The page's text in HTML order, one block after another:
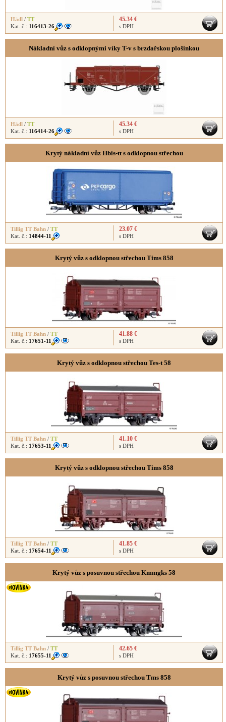
Hädl / TT
Kat. č.: 116413-26
45.34 €
s DPH
Nákladní vůz s odklopnými víky T-v s brzdařskou plošinkou
Hädl / TT
Kat. č.: 116414-26
45.34 €
s DPH
Krytý nákladní vůz Hbis-tt s odklopnou střechou
Tillig TT Bahn / TT
Kat. č.: 14844-11
23.07 €
s DPH
Krytý vůz s odklopnou střechou Tims 858
Tillig TT Bahn / TT
Kat. č.: 17651-11
41.88 €
s DPH
Krytý vůz s odklopnou střechou Tes-t 58
Tillig TT Bahn / TT
Kat. č.: 17653-11
41.10 €
s DPH
Krytý vůz s odklopnou střechou Tims 858
Tillig TT Bahn / TT
Kat. č.: 17654-11
41.85 €
s DPH
Krytý vůz s posuvnou střechou Kmmgks 58
Tillig TT Bahn / TT
Kat. č.: 17655-11
42.65 €
s DPH
Krytý vůz s posuvnou střechou Tms 858